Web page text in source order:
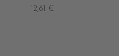
12,61 €